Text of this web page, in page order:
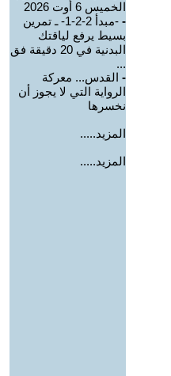
الخميس 6 أوت 2026
-
-مبدأ 2-2-1- ـ تمرين
بسيط يرفع لياقتك
البدنية في 20 دقيقة فق
...
- القدس... معركة
الرواية التي لا يجوز أن
نخسرها
المزيد.....
المزيد.....